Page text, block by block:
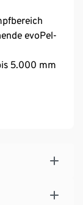
evoPel-
5.000 mm